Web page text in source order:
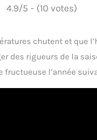
4.9/5 - (10 votes)
chutent et que
des rigueurs de la
fructueuse l’année